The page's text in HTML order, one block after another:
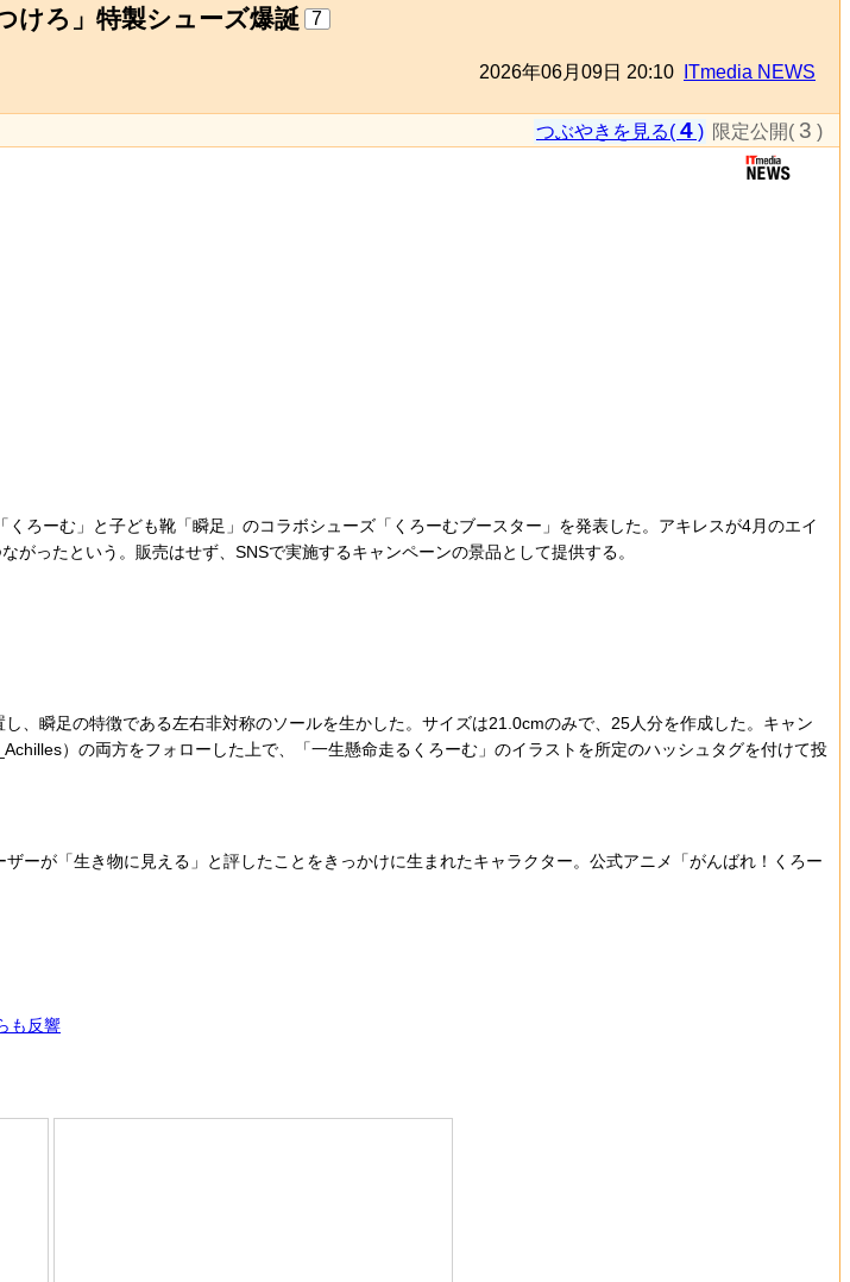
ろ」特製シューズ爆誕 7
2026年06月09日 20:10 ITmedia NEWS
つぶやきを見る( 4 ) 限定公開( 3 )
ーむ」と子ども靴「瞬足」のコラボシューズ「くろーむブースター」を発表した。アキレスが4月のエイ
ったという。販売はせず、SNSで実施するキャンペーンの景品として提供する。
瞬足の特徴である左右非対称のソールを生かした。サイズは21.0cmのみで、25人分を作成した。キャン
）の両方をフォローした上で、「一生懸命走るくろーむ」のイラストを所定のハッシュタグを付けて投
が「生き物に見える」と評したことをきっかけに生まれたキャラクター。公式アニメ「がんばれ！くろー
も反響